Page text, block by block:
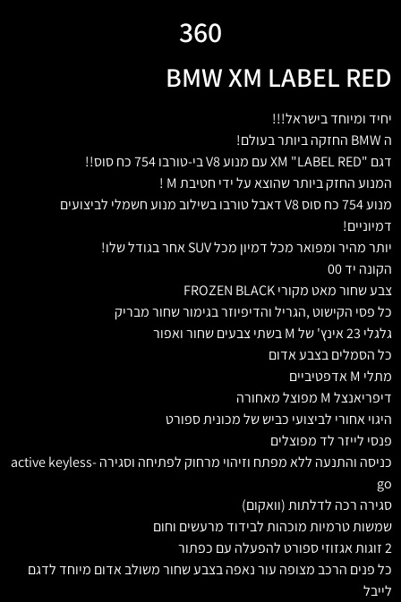
360
BMW XM LABEL RED
יחיד ומיוחד בישראל!!!
ה BMW החזקה ביותר בעולם!
דגם "XM "LABEL RED עם מנוע V8 בי-טורבו 754 כח סוס!!
המנוע החזק ביותר שהוצא על ידי חטיבת M !
מנוע 754 כח סוס V8 דאבל טורבו בשילוב מנוע חשמלי לביצועים
דמיוניים!
יותר מהיר ומפואר מכל דמיון מכל SUV אחר בגודל שלו!
הקונה יד 00
צבע שחור מאט מקורי FROZEN BLACK
כל פסי הקישוט ,הגריל והדיפיוזר בגימור שחור מבריק
גלגלי 23 אינץ' של M בשתי צבעים שחור ואפור
כל הסמלים בצבע אדום
מתלי M אדפטיביים
דיפריאנצל M מפוצל מאחורה
היגוי אחורי לביצועי כביש של מכונית ספורט
פנסי לייזר לד מפוצלים
כניסה והתנעה ללא מפתח וזיהוי מרחוק לפתיחה וסגירה active keyless-
go
סגירה רכה לדלתות (וואקום)
שמשות טרמיות מוכהות לבידוד מרעשים וחום
2 זוגות אגזוזי ספורט להפעלה עם כפתור
כל פנים הרכב מצופה עור נאפה בצבע שחור משולב אדום מיוחד לדגם
לייבל